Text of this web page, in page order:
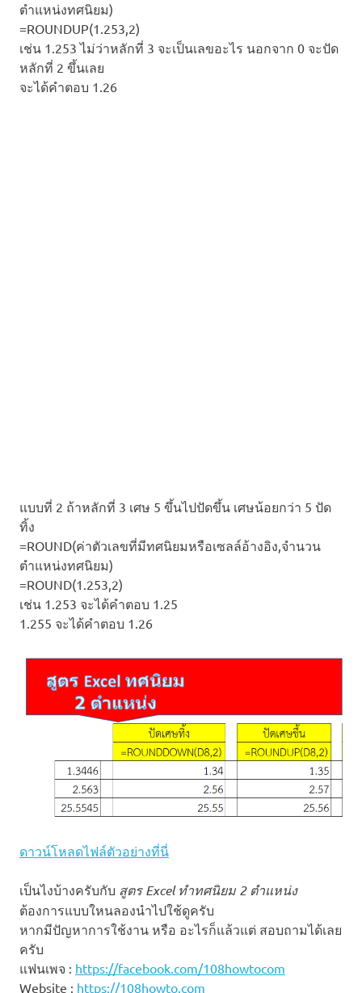
ตำแหน่งทศนิยม)
=ROUNDUP(1.253,2)
เช่น 1.253 ไม่ว่าหลักที่ 3 จะเป็นเลขอะไร นอกจาก 0 จะปัด
หลักที่ 2 ขึ้นเลย
จะได้คำตอบ 1.26
แบบที่ 2 ถ้าหลักที่ 3 เศษ 5 ขึ้นไปปัดขึ้น เศษน้อยกว่า 5 ปัด
ทิ้ง
=ROUND(ค่าตัวเลขที่มีทศนิยมหรือเซลล์อ้างอิง,จำนวน
ตำแหน่งทศนิยม)
=ROUND(1.253,2)
เช่น 1.253 จะได้คำตอบ 1.25
1.255 จะได้คำตอบ 1.26
ดาวน์โหลดไฟล์ตัวอย่างที่นี่
เป็นไงบ้างครับกับ สูตร Excel ทำทศนิยม 2 ตำแหน่ง
ต้องการแบบใหนลองนำไปใช้ดูครับ
หากมีปัญหาการใช้งาน หรือ อะไรก็แล้วแต่ สอบถามได้เลย
ครับ
แฟนเพจ : https://facebook.com/108howtocom
Website : https://108howto.com